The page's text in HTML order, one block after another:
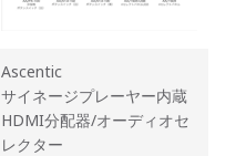
Ascentic
サイネージプレーヤー内蔵
HDMI分配器/オーディオセ
レクター